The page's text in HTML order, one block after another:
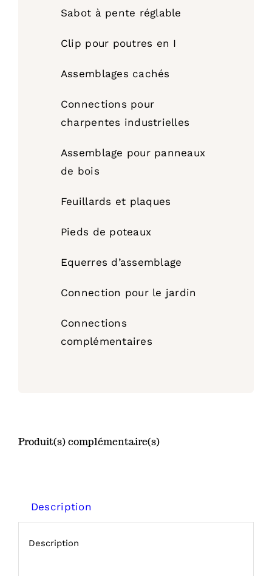
Sabot à pente réglable
Clip pour poutres en I
Assemblages cachés
Connections pour
charpentes industrielles
Assemblage pour panneaux
de bois
Feuillards et plaques
Pieds de poteaux
Equerres d’assemblage
Connection pour le jardin
Connections
complémentaires
Produit(s) complémentaire(s)
Description
Description